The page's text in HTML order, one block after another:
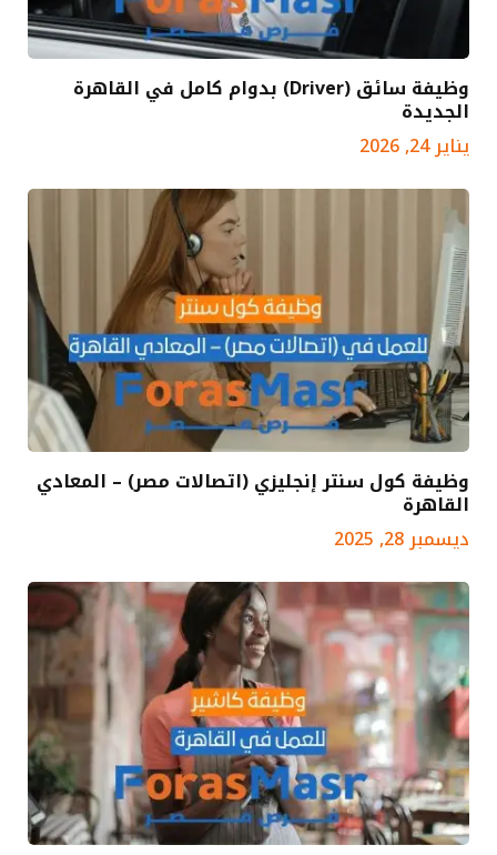
وظيفة سائق (Driver) بدوام كامل في القاهرة
الجديدة
يناير 24, 2026
وظيفة كول سنتر إنجليزي (اتصالات مصر) – المعادي
القاهرة
ديسمبر 28, 2025